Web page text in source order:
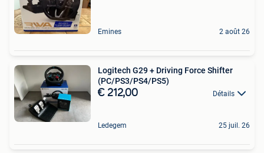
Emines 2 août 26
Logitech G29 + Driving Force Shifter
(PC/PS3/PS4/PS5)
€ 212,00 Détails
Ledegem 25 juil. 26